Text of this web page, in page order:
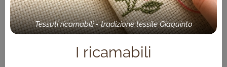
Tessuti ricamabili - tradizione tessile Giaquinto
I ricamabili